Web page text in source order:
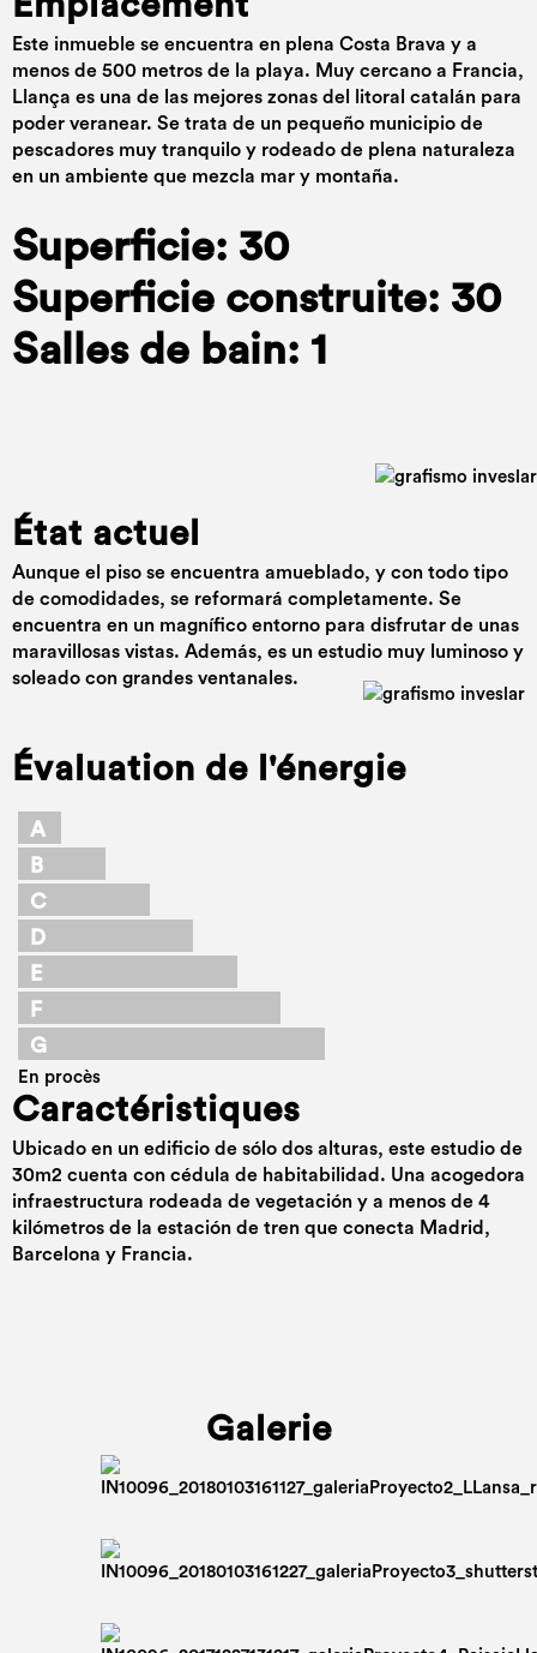
Este inmueble se encuentra en plena Costa Brava y a
menos de 500 metros de la playa. Muy cercano a Francia,
Llança es una de las mejores zonas del litoral catalán para
poder veranear. Se trata de un pequeño municipio de
pescadores muy tranquilo y rodeado de plena naturaleza
en un ambiente que mezcla mar y montaña.
Superficie: 30
Superficie construite: 30
Salles de bain: 1
État actuel
Aunque el piso se encuentra amueblado, y con todo tipo
de comodidades, se reformará completamente. Se
encuentra en un magnífico entorno para disfrutar de unas
maravillosas vistas. Además, es un estudio muy luminoso y
soleado con grandes ventanales.
Évaluation de l'énergie
A
B
C
D
E
F
G
En procès
Caractéristiques
Ubicado en un edificio de sólo dos alturas, este estudio de
30m2 cuenta con cédula de habitabilidad. Una acogedora
infraestructura rodeada de vegetación y a menos de 4
kilómetros de la estación de tren que conecta Madrid,
Barcelona y Francia.
Galerie